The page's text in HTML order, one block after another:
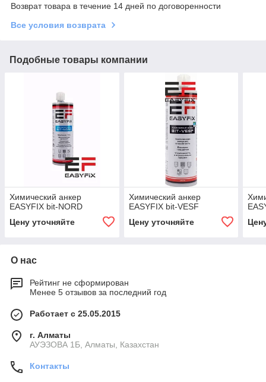
Возврат товара в течение 14 дней по договоренности
Все условия возврата
Подобные товары компании
Химический анкер
EASYFIX bit-NORD
Цену уточняйте
Химический анкер
EASYFIX bit-VESF
Цену уточняйте
О нас
Рейтинг не сформирован
Менее 5 отзывов за последний год
Работает с 25.05.2015
г. Алматы
АУЭЗОВА 1Б, Алматы, Казахстан
Контакты